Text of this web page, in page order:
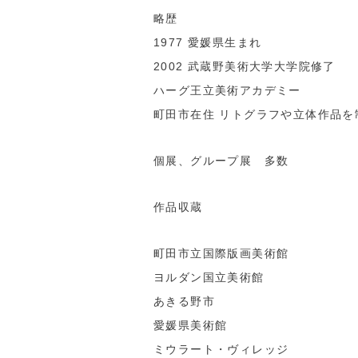
略歴
1977 愛媛県生まれ
2002 武蔵野美術大学大学院修了
ハーグ王立美術アカデミー
町田市在住 リトグラフや立体作品を
個展、グループ展 多数
作品収蔵
町田市立国際版画美術館
ヨルダン国立美術館
あきる野市
愛媛県美術館
ミウラート・ヴィレッジ